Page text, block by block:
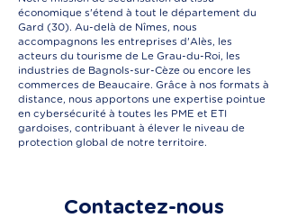
économique s'étend à tout le département du
Gard (30). Au-delà de Nîmes, nous
accompagnons les entreprises d'Alès, les
acteurs du tourisme de Le Grau-du-Roi, les
industries de Bagnols-sur-Cèze ou encore les
commerces de Beaucaire. Grâce à nos formats à
distance, nous apportons une expertise pointue
en cybersécurité à toutes les PME et ETI
gardoises, contribuant à élever le niveau de
protection global de notre territoire.
Contactez-nous